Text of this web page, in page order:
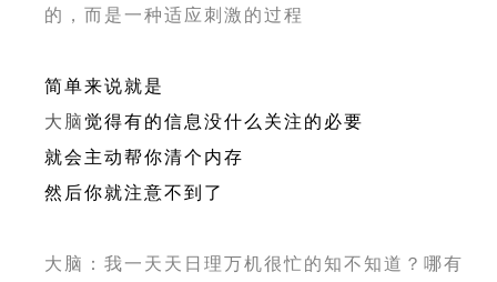
的，而是一种适应刺激的过程
简单来说就是
大脑觉得有的信息没什么关注的必要
就会主动帮你清个内存
然后你就注意不到了
大脑：我一天天日理万机很忙的知不知道？哪有